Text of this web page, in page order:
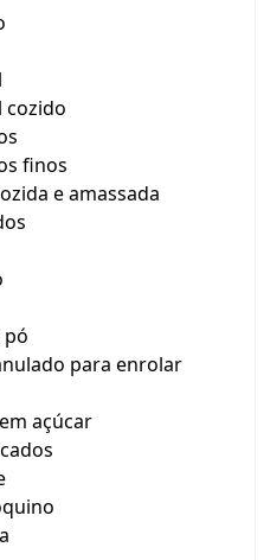
cozido
finos
e amassada
pó
para enrolar
açúcar